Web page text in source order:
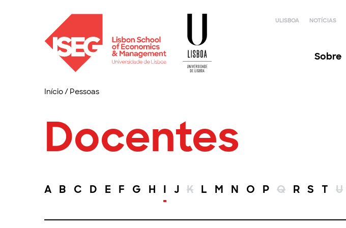
ULISBOA NOTÍCIAS
Sobre
Início/ Pessoas
Docentes
A B C D E F G H I J K L M N O P Q R S T U